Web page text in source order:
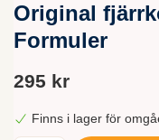
Original
Formuler
295 kr
Finns i lager för